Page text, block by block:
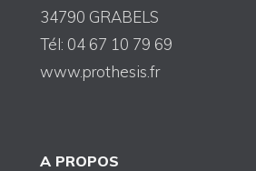
34790 GRABELS
Tél: 04 67 10 79 69
www.prothesis.fr
A PROPOS